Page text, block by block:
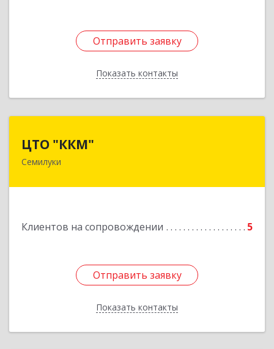
Отправить заявку
Показать контакты
Отправить заявку
Назад
ЦТО "ККМ"
Семилуки
Клиентов на сопровождении 5
Отправить заявку
Показать контакты
Отправить заявку
Назад